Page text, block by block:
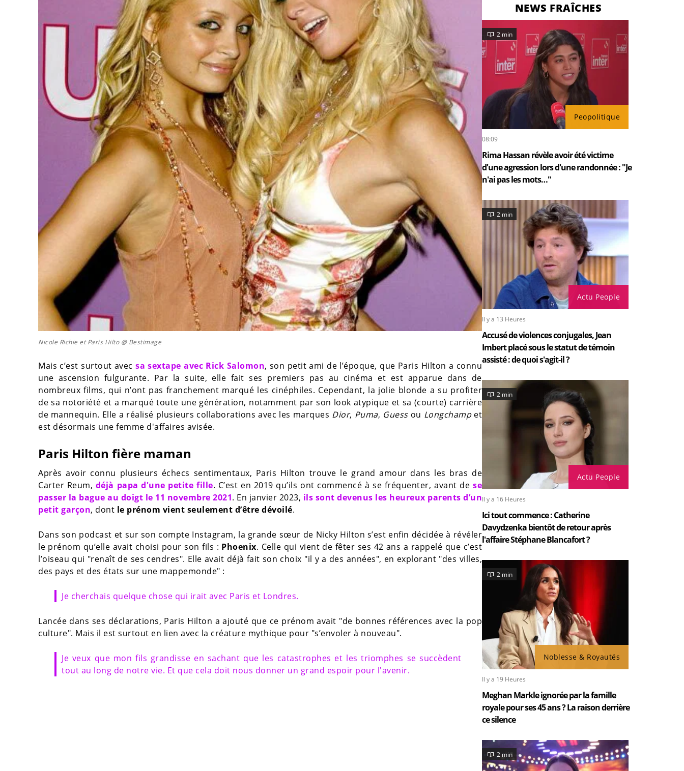
Nicole Richie et Paris Hilto @ Bestimage
Mais c’est surtout avec sa sextape avec Rick Salomon, son petit ami de l’époque, que Paris Hilton a connu
une ascension fulgurante. Par la suite, elle fait ses premiers pas au cinéma et est apparue dans de
nombreux films, qui n’ont pas franchement marqué les cinéphiles. Cependant, la jolie blonde a su profiter
de sa notoriété et a marqué toute une génération, notamment par son look atypique et sa (courte) carrière
de mannequin. Elle a réalisé plusieurs collaborations avec les marques Dior, Puma, Guessou Longchampet
est désormais une femme d'affaires avisée.
Paris Hilton fière maman
Après avoir connu plusieurs échecs sentimentaux, Paris Hilton trouve le grand amour dans les bras de
Carter Reum, déjà papa d'une petite fille. C’est en 2019 qu’ils ont commencé à se fréquenter, avant dese
passer la bague au doigt le 11 novembre 2021. En janvier 2023, ils sont devenus les heureux parents d’un
petit garçon, dont le prénom vient seulement d’être dévoilé.
Dans son podcast et sur son compte Instagram, la grande sœur de Nicky Hilton s’est enfin décidée à révéler
le prénom qu’elle avait choisi pour son fils : Phoenix. Celle qui vient de fêter ses 42 ans a rappelé que c’est
l’oiseau qui "renaît de ses cendres". Elle avait déjà fait son choix "il y a des années", en explorant "des villes,
des pays et des états sur une mappemonde" :
Je cherchais quelque chose qui irait avec Paris et Londres.
Lancée dans ses déclarations, Paris Hilton a ajouté que ce prénom avait "de bonnes références avec la pop
culture". Mais il est surtout en lien avec la créature mythique pour "s’envoler à nouveau".
Je veux que mon fils grandisse en sachant que les catastrophes et les triomphes se succèdent
tout au long de notre vie. Et que cela doit nous donner un grand espoir pour l'avenir.
NEWS FRAÎCHES
Peopolitique
2 min
08:09
Rima Hassan révèle avoir été victime
d'une agression lors d'une randonnée : "Je
n'ai pas les mots…"
Actu People
2 min
Il y a 13 Heures
Accusé de violences conjugales, Jean
Imbert placé sous le statut de témoin
assisté : de quoi s'agit-il ?
Actu People
2 min
Il y a 16 Heures
Ici tout commence : Catherine
Davydzenka bientôt de retour après
l'affaire Stéphane Blancafort ?
Noblesse & Royautés
2 min
Il y a 19 Heures
Meghan Markle ignorée par la famille
royale pour ses 45 ans ? La raison derrière
ce silence
2 min